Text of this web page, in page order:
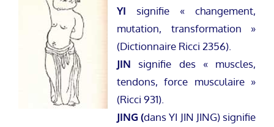
YI signifie « changement,
mutation, transformation »
(Dictionnaire Ricci 2356).
JIN signifie des « muscles,
tendons, force musculaire »
(Ricci 931).
JING (dans YI JIN JING) signifie